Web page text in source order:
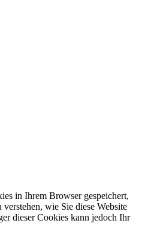
in Ihrem Browser gespeichert,
wie Sie diese Website
dieser Cookies kann jedoch Ihr